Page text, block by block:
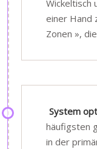
Wickeltisch
einer Hand
Zonen »,
System
häufigsten
in der